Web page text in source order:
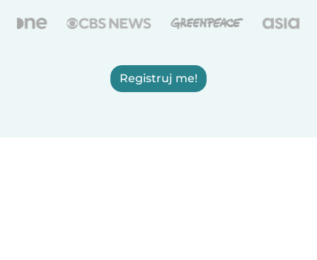
Registruj me!